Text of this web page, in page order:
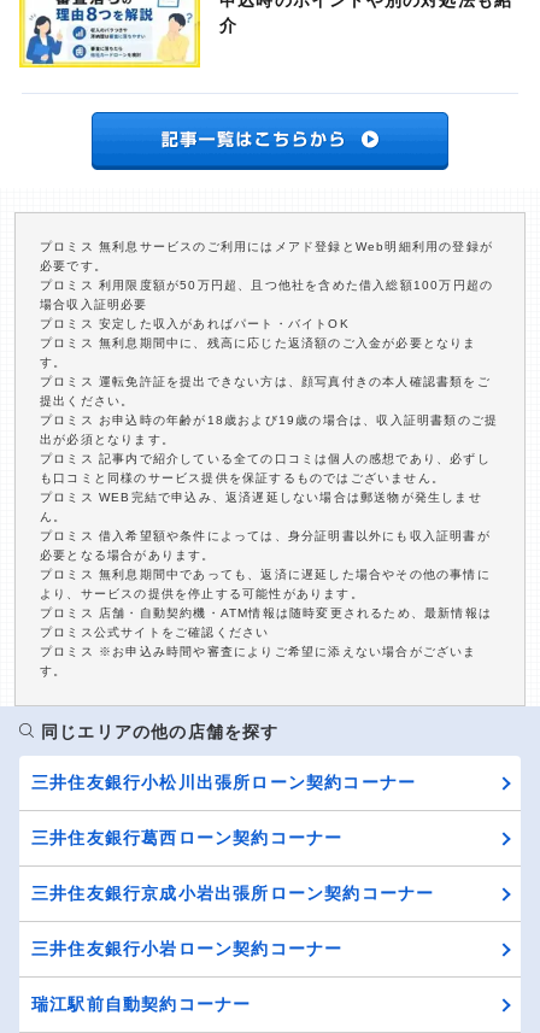
介
プロミス 無利息サービスのご利用にはメアド登録とWeb明細利用の登録が
必要です。
プロミス 利用限度額が50万円超、且つ他社を含めた借入総額100万円超の
場合収入証明必要
プロミス 安定した収入があればパート・バイトOK
プロミス 無利息期間中に、残高に応じた返済額のご入金が必要となりま
す。
プロミス 運転免許証を提出できない方は、顔写真付きの本人確認書類をご
提出ください。
プロミス お申込時の年齢が18歳および19歳の場合は、収入証明書類のご提
出が必須となります。
プロミス 記事内で紹介している全ての口コミは個人の感想であり、必ずし
も口コミと同様のサービス提供を保証するものではございません。
プロミス WEB完結で申込み、返済遅延しない場合は郵送物が発生しませ
ん。
プロミス 借入希望額や条件によっては、身分証明書以外にも収入証明書が
必要となる場合があります。
プロミス 無利息期間中であっても、返済に遅延した場合やその他の事情に
より、サービスの提供を停止する可能性があります。
プロミス 店舗・自動契約機・ATM情報は随時変更されるため、最新情報は
プロミス公式サイトをご確認ください
プロミス ※お申込み時間や審査によりご希望に添えない場合がございま
す。
同じエリアの他の店舗を探す
三井住友銀行小松川出張所ローン契約コーナー
三井住友銀行葛西ローン契約コーナー
三井住友銀行京成小岩出張所ローン契約コーナー
三井住友銀行小岩ローン契約コーナー
瑞江駅前自動契約コーナー